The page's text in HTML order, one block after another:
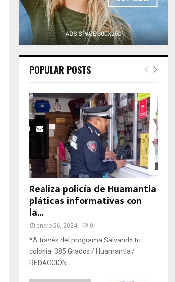
POPULAR POSTS
Realiza policía de Huamantla
pláticas informativas con
la...
enero 26, 2024 0
*A través del programa Salvando tu
colonia. 385 Grados / Huamantla /
REDACCIÓN...